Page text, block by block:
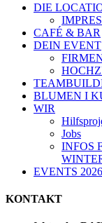
DIE
CAFÉ & BAR
DEIN EVENT
BLUMEN I
WIR
Jobs
INFOS
EVENTS 2026
KONTAKT